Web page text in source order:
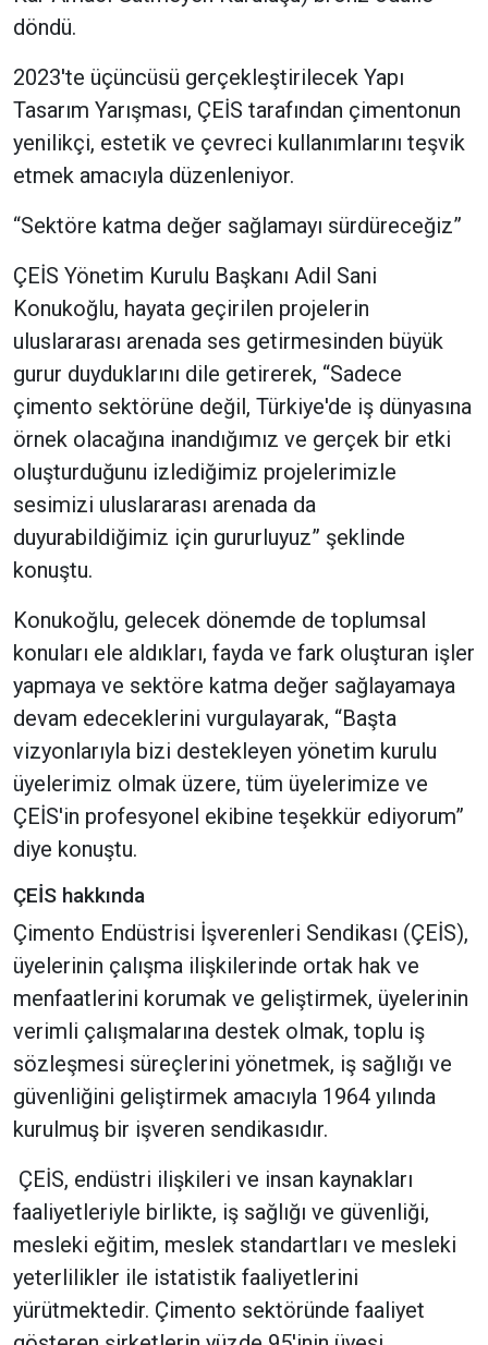
döndü.
2023'te üçüncüsü gerçekleştirilecek Yapı
Tasarım Yarışması, ÇEİS tarafından çimentonun
yenilikçi, estetik ve çevreci kullanımlarını teşvik
etmek amacıyla düzenleniyor.
“Sektöre katma değer sağlamayı sürdüreceğiz”
ÇEİS Yönetim Kurulu Başkanı Adil Sani
Konukoğlu, hayata geçirilen projelerin
uluslararası arenada ses getirmesinden büyük
gurur duyduklarını dile getirerek, “Sadece
çimento sektörüne değil, Türkiye'de iş dünyasına
örnek olacağına inandığımız ve gerçek bir etki
oluşturduğunu izlediğimiz projelerimizle
sesimizi uluslararası arenada da
duyurabildiğimiz için gururluyuz” şeklinde
konuştu.
Konukoğlu, gelecek dönemde de toplumsal
konuları ele aldıkları, fayda ve fark oluşturan işler
yapmaya ve sektöre katma değer sağlayamaya
devam edeceklerini vurgulayarak, “Başta
vizyonlarıyla bizi destekleyen yönetim kurulu
üyelerimiz olmak üzere, tüm üyelerimize ve
ÇEİS'in profesyonel ekibine teşekkür ediyorum”
diye konuştu.
ÇEİS hakkında
Çimento Endüstrisi İşverenleri Sendikası (ÇEİS),
üyelerinin çalışma ilişkilerinde ortak hak ve
menfaatlerini korumak ve geliştirmek, üyelerinin
verimli çalışmalarına destek olmak, toplu iş
sözleşmesi süreçlerini yönetmek, iş sağlığı ve
güvenliğini geliştirmek amacıyla 1964 yılında
kurulmuş bir işveren sendikasıdır.
ÇEİS, endüstri ilişkileri ve insan kaynakları
faaliyetleriyle birlikte, iş sağlığı ve güvenliği,
mesleki eğitim, meslek standartları ve mesleki
yeterlilikler ile istatistik faaliyetlerini
yürütmektedir. Çimento sektöründe faaliyet